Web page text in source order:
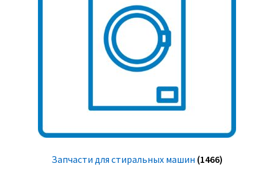
Запчасти для стиральных машин (1466)